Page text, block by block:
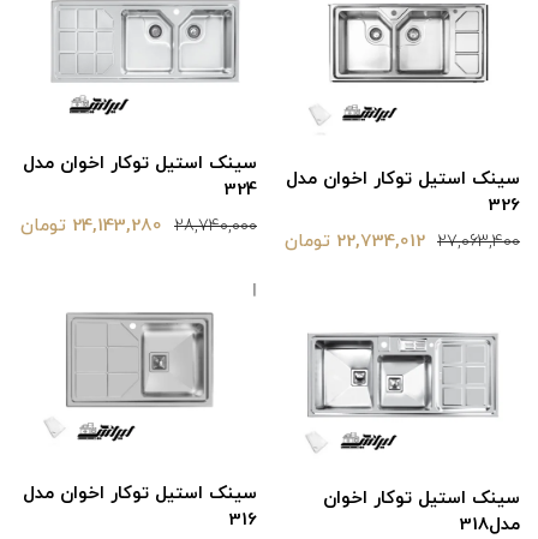
سینک استیل توکار اخوان مدل
326
27,063,400 22,734,012 تومان
سینک استیل توکار اخوان مدل
324
28,740,000 24,143,280 تومان
سینک استیل توکار اخوان
مدل318
سینک استیل توکار اخوان مدل
316